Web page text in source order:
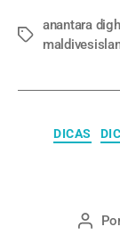
anantara
DICAS